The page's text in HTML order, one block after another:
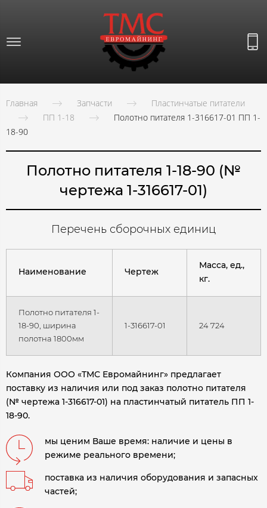
Главная Запчасти
Пластинчатые питатели
ПП 1-18
Полотно питателя 1-316617-01 ПП 1-
18-90
Полотно питателя 1-18-90 (№
чертежа 1-316617-01)
Перечень сборочных единиц
Наименование Чертеж
Масса, ед.,
кг.
Полотно питателя 1-
18-90, ширина
полотна 1800мм
1-316617-01 24 724
Компания ООО «ТМС Евромайнинг» предлагает
поставку из наличия или под заказ полотно питателя
(№ чертежа 1-316617-01) на пластинчатый питатель ПП 1-
18-90.
мы ценим Ваше время: наличие и цены в
режиме реального времени;
поставка из наличия оборудования и запасных
частей;